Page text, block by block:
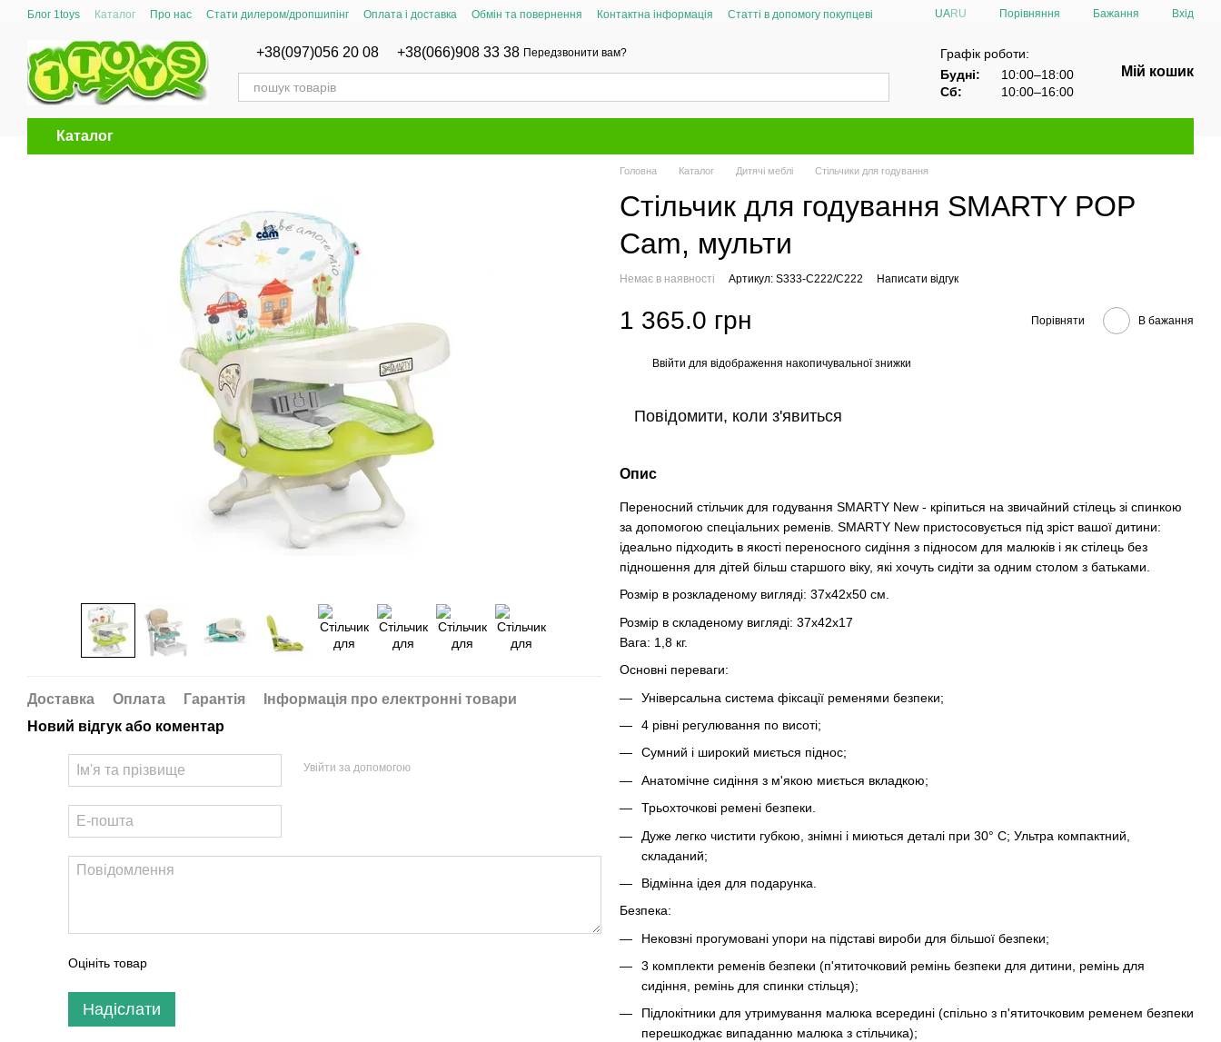
Перейти до основного контенту
Блог 1toys Каталог Про нас Стати дилером/дропшипінг Оплата і доставка Обмін та повернення Контактна інформація
Статті в допомогу покупцеві
UARU Порівняння Бажання Вхід
+38(097)056 20 08 +38(066)908 33 38 Передзвонити вам?
Графік роботи:
Будні:
10:00–18:00
Сб:
10:00–16:00
Мій кошик
Каталог
Доставка Оплата Гарантія
Інформація про електронні товари
Новий відгук або коментар
Увійти за допомогою
Оцініть товар
Надіслати
Головна Каталог Дитячі меблі Стільчики для годування
Стільчик для годування SMARTY POP
Cam, мульти
Немає в наявності Артикул: S333-C222/C222 Написати відгук
1 365.0 грн Порівняти В бажання
Ввійти для відображення накопичувальної знижки
Повідомити, коли з'явиться
Опис
Переносний стільчик для годування SMARTY New - кріпиться на звичайний стілець зі спинкою
за допомогою спеціальних ременів. SMARTY New пристосовується під зріст вашої дитини:
ідеально підходить в якості переносного сидіння з підносом для малюків і як стілець без
підношення для дітей більш старшого віку, які хочуть сидіти за одним столом з батьками.
Розмір в розкладеному вигляді: 37x42x50 см.
Розмір в складеному вигляді: 37х42х17
Вага: 1,8 кг.
Основні переваги:
Універсальна система фіксації ременями безпеки;
4 рівні регулювання по висоті;
Сумний і широкий миється піднос;
Анатомічне сидіння з м'якою миється вкладкою;
Трьохточкові ремені безпеки.
Дуже легко чистити губкою, знімні і миються деталі при 30° C; Ультра компактний,
складаний;
Відмінна ідея для подарунка.
Безпека:
Нековзні прогумовані упори на підставі вироби для більшої безпеки;
3 комплекти ременів безпеки (п'ятиточковий ремінь безпеки для дитини, ремінь для
сидіння, ремінь для спинки стільця);
Підлокітники для утримування малюка всередині (спільно з п'ятиточковим ременем безпеки
перешкоджає випаданню малюка з стільчика);